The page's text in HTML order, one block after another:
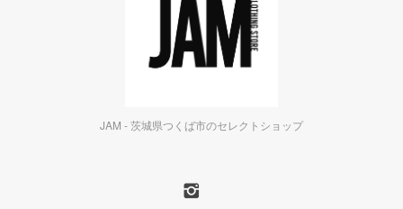
JAM - 茨城県つくば市のセレクトショップ